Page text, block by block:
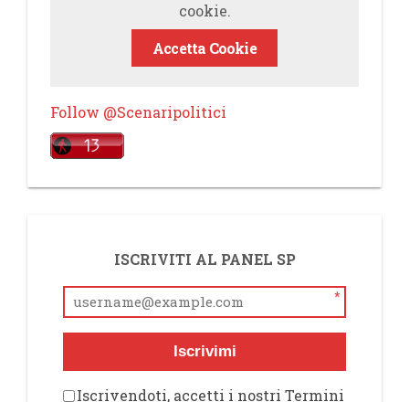
cookie.
Accetta Cookie
Follow @Scenaripolitici
ISCRIVITI AL PANEL SP
*
Iscrivimi
Iscrivendoti, accetti i nostri Termini